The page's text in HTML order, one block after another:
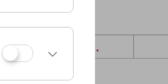
Sa 19.5.